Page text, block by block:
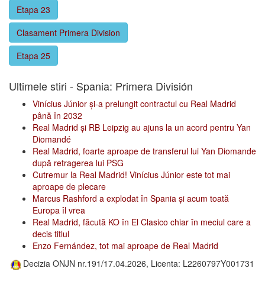
Etapa 23
Clasament Primera Division
Etapa 25
Ultimele stiri - Spania: Primera División
Vinícius Júnior și-a prelungit contractul cu Real Madrid
până în 2032
Real Madrid și RB Leipzig au ajuns la un acord pentru Yan
Diomandé
Real Madrid, foarte aproape de transferul lui Yan Diomande
după retragerea lui PSG
Cutremur la Real Madrid! Vinícius Júnior este tot mai
aproape de plecare
Marcus Rashford a explodat în Spania și acum toată
Europa îl vrea
Real Madrid, făcută KO în El Clasico chiar în meciul care a
decis titlul
Enzo Fernández, tot mai aproape de Real Madrid
Decizia ONJN nr.191/17.04.2026, Licenta: L2260797Y001731